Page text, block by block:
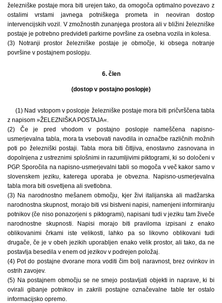
železniške postaje mora biti urejen tako, da omogoča optimalno povezavo z
ostalimi vrstami javnega potniškega prometa in neoviran dostop
intervencijskih vozil. V zmožnostih zunanjega prostora ali v bližini železniške
postaje je potrebno predvideti parkirne površine za osebna vozila in kolesa.
(3) Notranji prostor železniške postaje je območje, ki obsega notranje
površine v postajnem poslopju.
6. člen
(dostop v postajno poslopje)
(1) Nad vstopom v poslopje železniške postaje mora biti pričvrščena tabla
z napisom »ŽELEZNIŠKA POSTAJA«.
(2) Če je pred vhodom v postajno poslopje nameščena napisno-
usmerjevalna tabla, mora ta vsebovati navodila in označbe različnih možnih
poti po železniški postaji. Tabla mora biti čitljiva, enostavno zasnovana in
dopolnjena z ustreznimi splošnimi in razumljivimi piktogrami, ki so določeni v
PGP. Sporočila na napisno-usmerjevalni tabli so mogoča v več kakor samo v
slovenskem jeziku, katerega uporaba je obvezna. Napisno-usmerjevalna
tabla mora biti osvetljena ali svetlobna.
(3) Na narodnostno mešanem območju, kjer živi italijanska ali madžarska
narodnostna skupnost, morajo biti vsi bistveni napisi, namenjeni informiranju
potnikov (če niso ponazorjeni s piktogrami), napisani tudi v jeziku tam živeče
narodnostne skupnosti. Napisi morajo biti praviloma izpisani z enako
oblikovanimi črkami iste velikosti, lahko pa so likovno oblikovani tudi
drugače, če je v obeh jezikih uporabljen enako velik prostor, ali tako, da ne
postavlja besedila v enem od jezikov v podrejen položaj.
(4) Pot do postajne dvorane mora voditi čim bolj naravnost, brez ovinkov in
ostrih zavojev.
(5) Na postajnem območju se ne smejo postavljati objekti in naprave, ki bi
ovirali gibanje potnikov in zakrili postajne označevalne table ter ostalo
informacijsko opremo.